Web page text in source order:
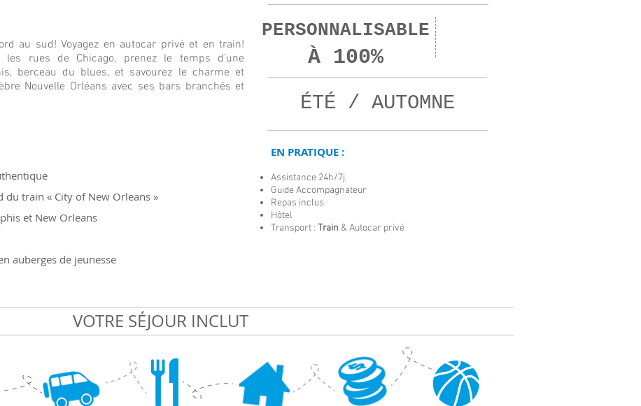
au sud! Voyagez en autocar privé et en train!
rues de Chicago, prenez le temps d’une
berceau du blues, et savourez le charme et
Nouvelle Orléans avec ses bars branchés et
PERSONNALISABLE
À 100%
ÉTÉ / AUTOMNE
train « City of New Orleans »
et New Orleans
auberges de jeunesse
EN PRATIQUE :
Assistance 24h/7j.
Guide Accompagnateur
Repas inclus.
Hôtel
Transport : Train & Autocar privé
VOTRE SÉJOUR INCLUT